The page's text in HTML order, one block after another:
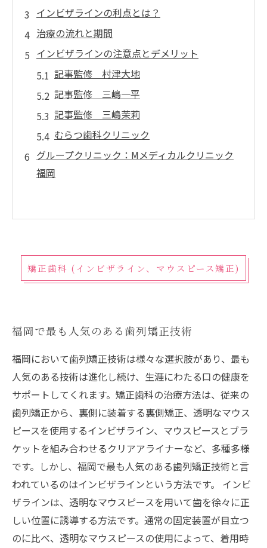
インビザラインの利点とは？
治療の流れと期間
インビザラインの注意点とデメリット
記事監修 村津大地
記事監修 三嶋一平
記事監修 三嶋茉莉
むらつ歯科クリニック
グループクリニック：Mメディカルクリニック
福岡
矯正歯科 (インビザライン、マウスピース矯正)
福岡で最も人気のある歯列矯正技術
福岡において歯列矯正技術は様々な選択肢があり、最も
人気のある技術は進化し続け、生涯にわたる口の健康を
サポートしてくれます。矯正歯科の治療方法は、従来の
歯列矯正から、裏側に装着する裏側矯正、透明なマウス
ピースを使用するインビザライン、マウスピースとブラ
ケットを組み合わせるクリアアライナーなど、多種多様
です。しかし、福岡で最も人気のある歯列矯正技術と言
われているのはインビザラインという方法です。 インビ
ザラインは、透明なマウスピースを用いて歯を徐々に正
しい位置に誘導する方法です。通常の固定装置が目立つ
のに比べ、透明なマウスピースの使用によって、着用時